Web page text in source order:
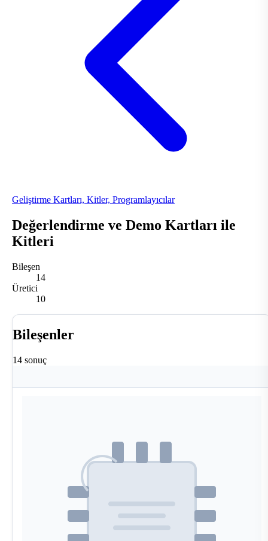
Geliştirme Kartları, Kitler, Programlayıcılar
Değerlendirme ve Demo Kartları ile
Kitleri
Bileşen
14
Üretici
10
Bileşenler
14 sonuç